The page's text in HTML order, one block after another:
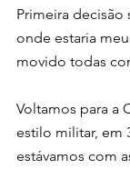
Primeira decisão
onde estaria
movido todas
Voltamos para a
estilo militar, em
estávamos com